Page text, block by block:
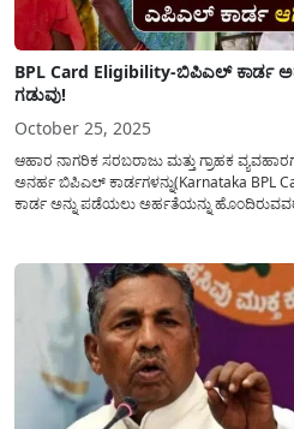
BPL Card Eligibility-ಬಿಪಿಎಲ್ ಕಾರ್ಡ
ಗಡುವು!
October 25, 2025
ಆಹಾರ ನಾಗರಿಕ ಸರಬರಾಜು ಮತ್ತು ಗ್ರಾಹಕ
ಅನರ್ಹ ಬಿಪಿಎಲ್ ಕಾರ್ಡಗಳನ್ನು(Karnataka BPL
ಕಾರ್ಡ ಅನ್ನು ಪಡೆಯಲು ಅರ್ಹತೆಯನ್ನು